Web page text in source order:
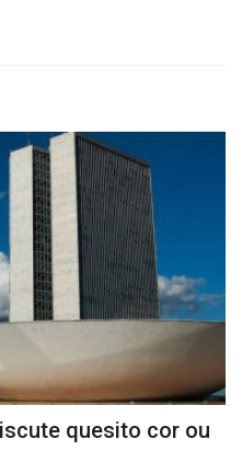
quesito cor ou